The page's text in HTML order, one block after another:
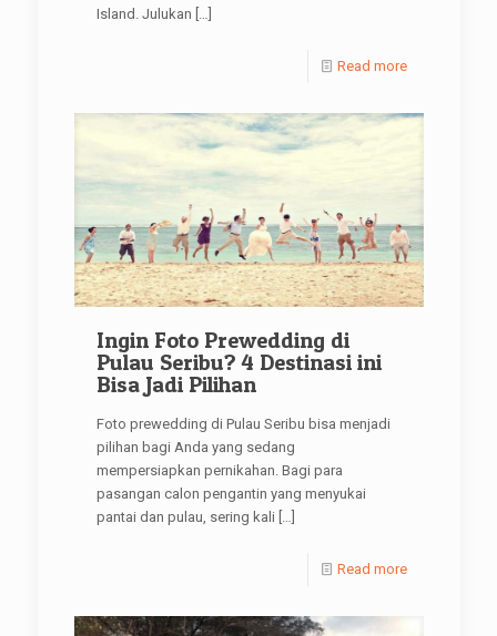
Island. Julukan […]
Read more
Ingin Foto Prewedding di
Pulau Seribu? 4 Destinasi ini
Bisa Jadi Pilihan
Foto prewedding di Pulau Seribu bisa menjadi
pilihan bagi Anda yang sedang
mempersiapkan pernikahan. Bagi para
pasangan calon pengantin yang menyukai
pantai dan pulau, sering kali
Read more